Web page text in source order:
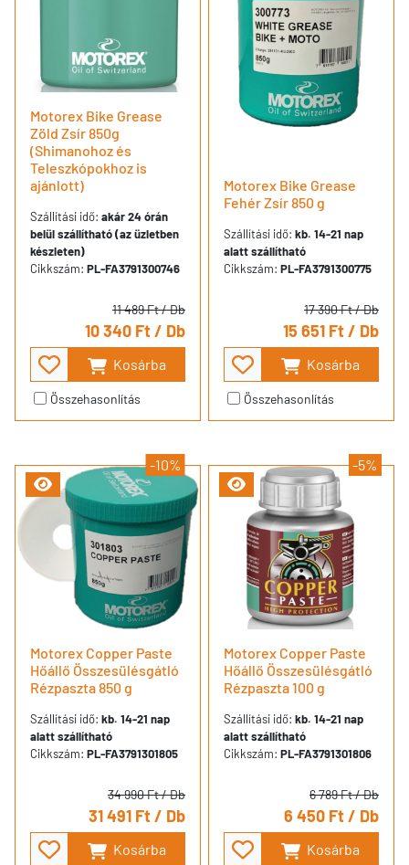
Motorex Bike Grease
Zöld Zsír 850g
(Shimanohoz és
Teleszkópokhoz is
ajánlott)
Szállítási idő: akár 24 órán
belül szállítható (az üzletben
készleten)
Cikkszám: PL-FA3791300746
11 489 Ft/ Db
10 340 Ft/ Db
Kosárba
Összehasonlítás
Motorex Bike Grease
Fehér Zsír 850 g
Szállítási idő: kb. 14-21 nap
alatt szállítható
Cikkszám: PL-FA3791300775
17 390 Ft/ Db
15 651 Ft/ Db
Kosárba
Összehasonlítás
-10%
Motorex Copper Paste
Hőállő Összesülésgátló
Rézpaszta 850 g
Szállítási idő: kb. 14-21 nap
alatt szállítható
Cikkszám: PL-FA3791301805
34 990 Ft/ Db
31 491 Ft/ Db
Kosárba
-5%
Motorex Copper Paste
Hőállő Összesülésgátló
Rézpaszta 100 g
Szállítási idő: kb. 14-21 nap
alatt szállítható
Cikkszám: PL-FA3791301806
6 789 Ft/ Db
6 450 Ft/ Db
Kosárba